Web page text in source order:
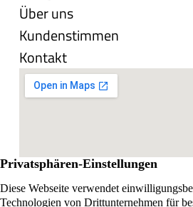
Über uns
Kundenstimmen
Kontakt